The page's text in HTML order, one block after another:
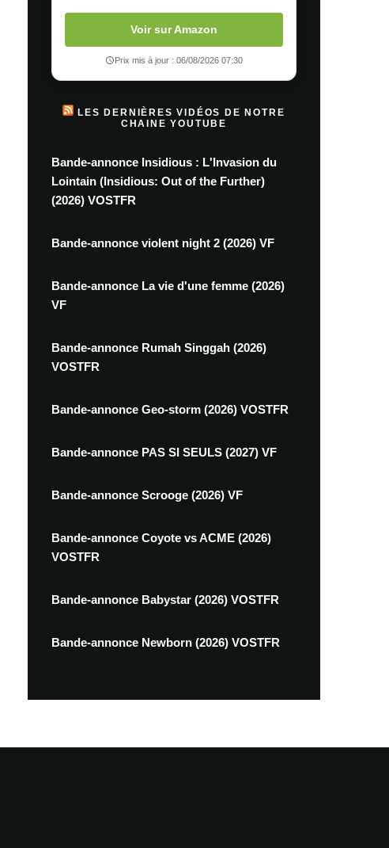
Voir sur Amazon
Prix mis à jour : 06/08/2026 07:30
LES DERNIÈRES VIDÉOS DE NOTRE
CHAINE YOUTUBE
Bande-annonce Insidious : L'Invasion du
Lointain (Insidious: Out of the Further)
(2026) VOSTFR
Bande-annonce violent night 2 (2026) VF
Bande-annonce La vie d'une femme (2026)
VF
Bande-annonce Rumah Singgah (2026)
VOSTFR
Bande-annonce Geo-storm (2026) VOSTFR
Bande-annonce PAS SI SEULS (2027) VF
Bande-annonce Scrooge (2026) VF
Bande-annonce Coyote vs ACME (2026)
VOSTFR
Bande-annonce Babystar (2026) VOSTFR
Bande-annonce Newborn (2026) VOSTFR